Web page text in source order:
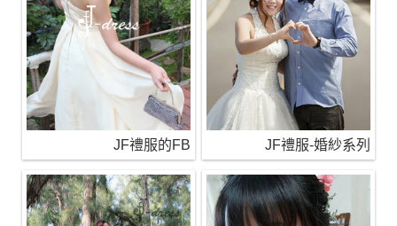
JF禮服的FB JF禮服-婚紗系列